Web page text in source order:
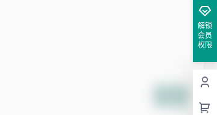
解锁
会员
权限